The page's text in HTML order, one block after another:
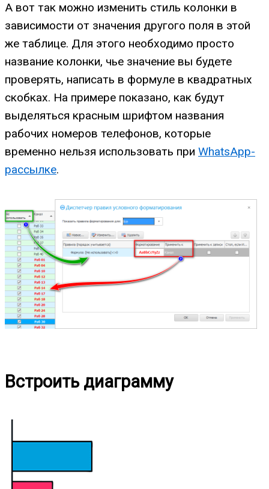
А вот так можно изменить стиль колонки в
зависимости от значения другого поля в этой
же таблице. Для этого необходимо просто
название колонки, чье значение вы будете
проверять, написать в формуле в квадратных
скобках. На примере показано, как будут
выделяться красным шрифтом названия
рабочих номеров телефонов, которые
временно нельзя использовать при WhatsApp-
рассылке.
Встроить диаграмму